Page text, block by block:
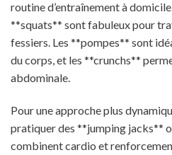
routine d’entraînement à
**squats** sont fabuleux pour
fessiers. Les **pompes** sont
du corps, et les **crunchs**
abdominale.
Pour une approche plus
pratiquer des **jumping jacks**
combinent cardio et